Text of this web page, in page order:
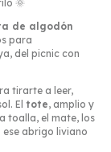
🌞
de algodón
para
del picnic con
tirarte a leer,
El tote, amplio y
toalla, el mate, los
ese abrigo liviano